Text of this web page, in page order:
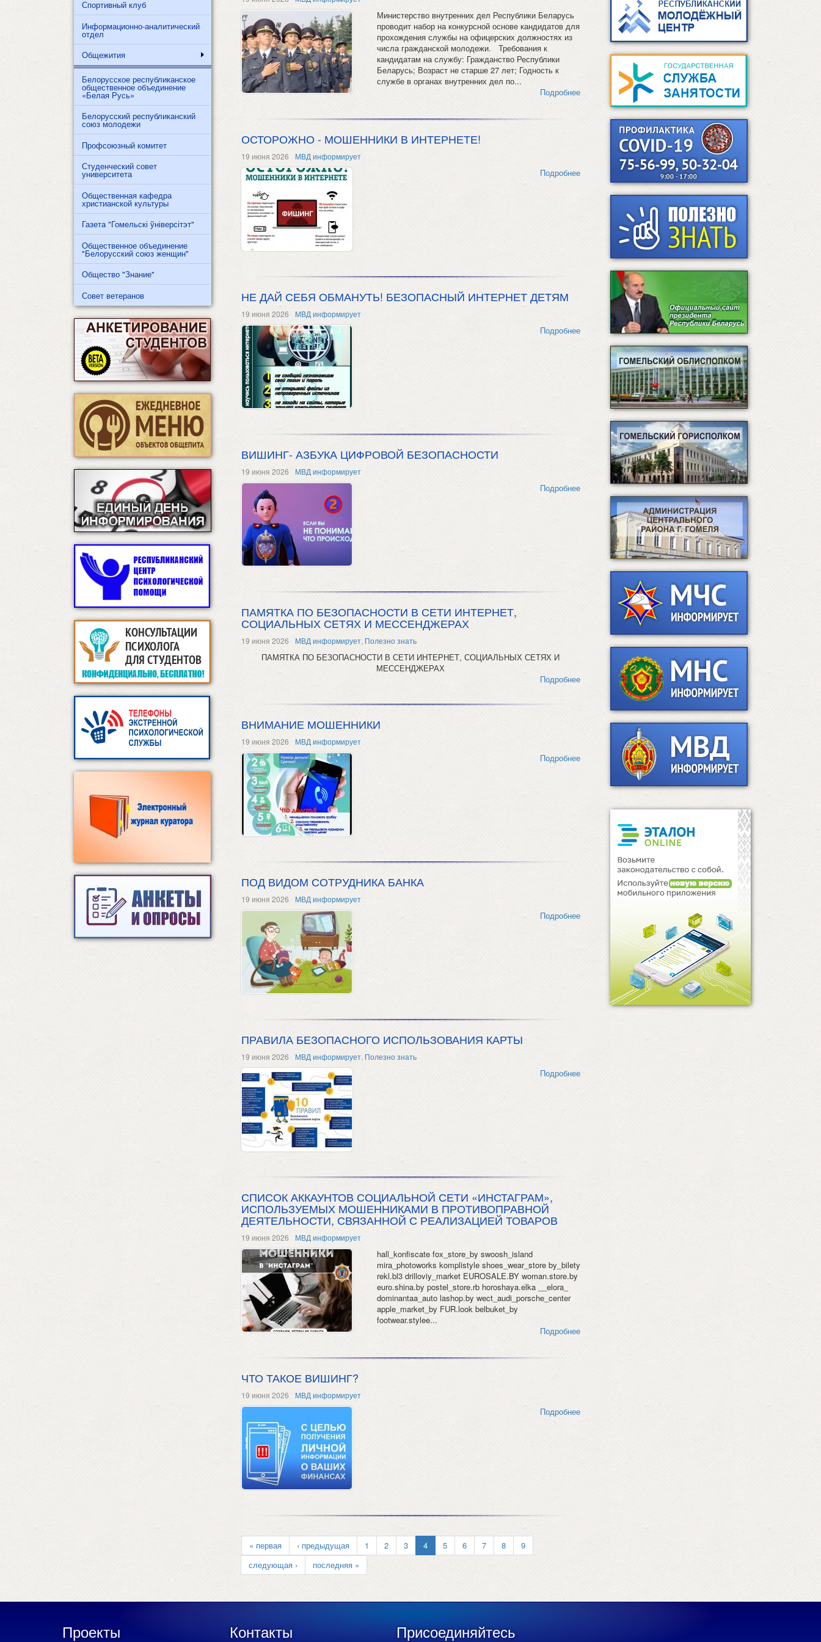
Спортивный клуб
Информационно-аналитический
отдел
Общежития
Белорусское республиканское
общественное объединение
«Белая Русь»
Белорусский республиканский
союз молодежи
Профсоюзный комитет
Студенческий совет
университета
Общественная кафедра
христианской культуры
Газета "Гомельскі ўніверсітэт"
Общественное объединение
"Белорусский союз женщин"
Общество "Знание"
Совет ветеранов
Министерство внутренних дел Республики Беларусь
проводит набор на конкурсной основе кандидатов для
прохождения службы на офицерских должностях из
числа гражданской молодежи. Требования к
кандидатам на службу: Гражданство Республики
Беларусь; Возраст не старше 27 лет; Годность к
службе в органах внутренних дел по...
Подробнее
ОСТОРОЖНО - МОШЕННИКИ В ИНТЕРНЕТЕ!
19 июня 2026 МВД информирует
Подробнее
НЕ ДАЙ СЕБЯ ОБМАНУТЬ! БЕЗОПАСНЫЙ ИНТЕРНЕТ ДЕТЯМ
19 июня 2026 МВД информирует
Подробнее
ВИШИНГ- АЗБУКА ЦИФРОВОЙ БЕЗОПАСНОСТИ
19 июня 2026 МВД информирует
Подробнее
ПАМЯТКА ПО БЕЗОПАСНОСТИ В СЕТИ ИНТЕРНЕТ,
СОЦИАЛЬНЫХ СЕТЯХ И МЕССЕНДЖЕРАХ
19 июня 2026 МВД информирует, Полезно знать
ПАМЯТКА ПО БЕЗОПАСНОСТИ В СЕТИ ИНТЕРНЕТ, СОЦИАЛЬНЫХ СЕТЯХ И
МЕССЕНДЖЕРАХ
Подробнее
ВНИМАНИЕ МОШЕННИКИ
19 июня 2026 МВД информирует
Подробнее
ПОД ВИДОМ СОТРУДНИКА БАНКА
19 июня 2026 МВД информирует
Подробнее
ПРАВИЛА БЕЗОПАСНОГО ИСПОЛЬЗОВАНИЯ КАРТЫ
19 июня 2026 МВД информирует, Полезно знать
Подробнее
СПИСОК АККАУНТОВ СОЦИАЛЬНОЙ СЕТИ «ИНСТАГРАМ»,
ИСПОЛЬЗУЕМЫХ МОШЕННИКАМИ В ПРОТИВОПРАВНОЙ
ДЕЯТЕЛЬНОСТИ, СВЯЗАННОЙ С РЕАЛИЗАЦИЕЙ ТОВАРОВ
19 июня 2026 МВД информирует
hall_konfiscate fox_store_by swoosh_island
mira_photoworks komplistyle shoes_wear_store by_bilety
rekl.bl3 drilloviy_market EUROSALE.BY woman.store.by
euro.shina.by postel_store.rb horoshaya.elka __elora_
dominantaa_auto lashop.by wect_audi_porsche_center
apple_market_by FUR.look belbuket_by
footwear.stylee...
Подробнее
ЧТО ТАКОЕ ВИШИНГ?
19 июня 2026 МВД информирует
Подробнее
« первая ‹ предыдущая 1 2 3 4 5 6 7 8
9
следующая ›
последняя »
Проекты Контакты Присоединяйтесь